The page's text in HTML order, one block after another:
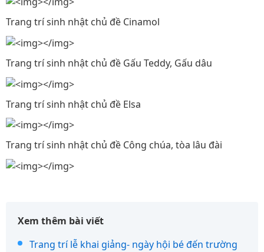
Trang trí sinh nhật chủ đề Cinamol
Trang trí sinh nhật chủ đề Gấu Teddy, Gấu dâu
Trang trí sinh nhật chủ đề Elsa
Trang trí sinh nhật chủ đề Công chúa, tòa lâu đài
Xem thêm bài viết
Trang trí lễ khai giảng- ngày hội bé đến trường